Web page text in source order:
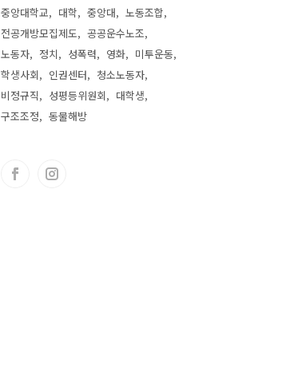
중앙대학교
대학 중앙대
노동조합
전공개방모집제도
공공운수노조
노동자
정치 성폭력 영화
미투운동
학생사회
인권센터
청소노동자
비정규직
성평등위원회
대학생
구조조정
동물해방